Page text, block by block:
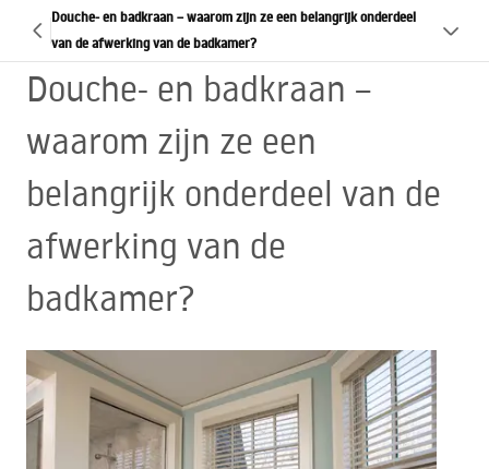
Douche- en badkraan – waarom zijn ze een belangrijk onderdeel
van de afwerking van de badkamer?
Douche- en badkraan –
waarom zijn ze een
belangrijk onderdeel van de
afwerking van de
badkamer?